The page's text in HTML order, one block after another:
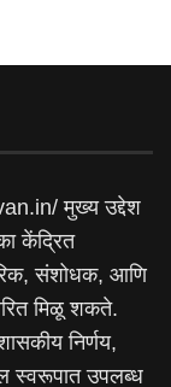
मुख्य उद्देश
केंद्रित
संशोधक, आणि
मिळू शकते.
निर्णय,
स्वरूपात उपलब्ध